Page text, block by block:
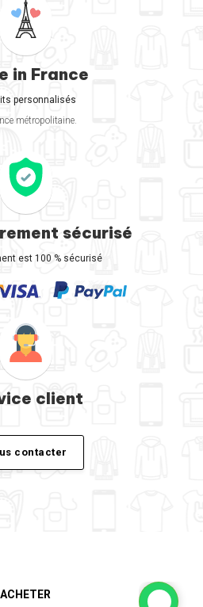
in France
personnalisés
métropolitaine.
sécurisé
est 100 % sécurisé
client
contacter
ACHETER